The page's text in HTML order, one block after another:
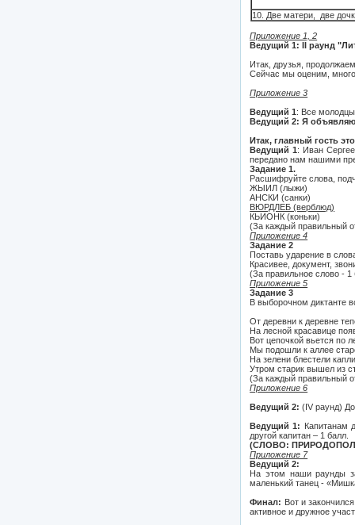
10. Две матери, две
Приложение 1, 2
Ведущий 1: II раунд
Итак, друзья,
Сейчас мы оценим, много
Приложение 3
Ведущий 1: Все
Ведущий 2: Я объявляю
Итак, главный гость
Ведущий 1: Иван
передано нам нашими
Задание 1.
Расшифруйте слова,
ЖЫИЛ (лыжи)
АНСКИ (санки)
ВЮРДЛЕБ (верблюд)
КЬИОНК (коньки)
(За каждый правильный
Приложение 4
Задание 2
Поставь ударение в
Красивее, документ,
(За правильное слово - 1
Приложение 5
Задание 3
В выборочном диктанте
От деревни к деревне
На лесной красавице
Вот цепочкой вьется по
Мы подошли к аллее
На зелени блестели
Утром старик вышел из
(За каждый правильный
Приложение 6
Ведущий 2: (IV раунд)
Ведущий 1: Капитанам
другой капитан – 1 балл.
(СЛОВО:
Приложение 7
Ведущий 2:
На этом наши раунды
маленький танец -
Финал: Вот и
активное и дружное